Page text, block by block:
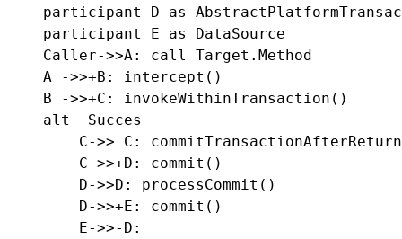
participant D as
    participant E as DataSource
    Caller->>A: call Target.Method
    A ->>+B: intercept()
    B ->>+C: invokeWithinTransaction()
    alt  Succes
C->> C:
        C->>+D: commit()
        D->>D: processCommit()
        D->>+E: commit()
        E->>-D: